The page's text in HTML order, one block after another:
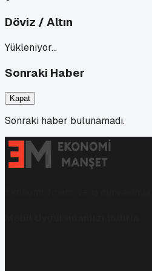
Döviz / Altın
Yükleniyor…
Sonraki Haber
Kapat
Sonraki haber bulunamadı.